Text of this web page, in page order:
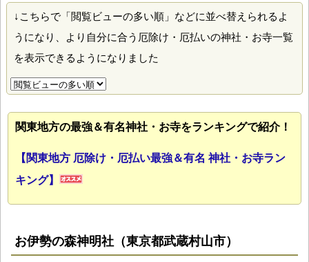
↓こちらで「閲覧ビューの多い順」などに並べ替えられるよ
うになり、より自分に合う厄除け・厄払いの神社・お寺一覧
を表示できるようになりました
関東地方の最強＆有名神社・お寺をランキングで紹介！
【関東地方 厄除け・厄払い最強＆有名 神社・お寺ラン
キング】
お伊勢の森神明社（東京都武蔵村山市）